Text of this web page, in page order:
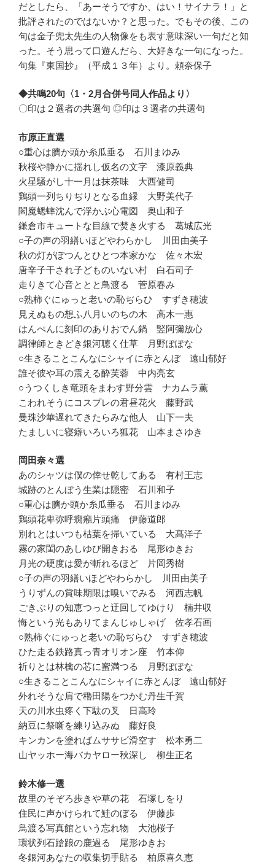
だとしたら、「あーそうですか、はい！サイナラ！」と
批評されたのではないか？と思った。でもその後、この
句は金子兜太先生の人物像をも表す意味深い一句だと知
った。そう思って口遊んだら、大好きな一句になった。
句集『東国抄』（平成１３年）より。頼奈保子
◆共鳴20句〈1・2月合併号同人作品より〉
〇印は２選者の共選句 ◎印は３選者の共選句
市原正直選
○重心は臍か頭か糸瓜垂る 石川まゆみ
秋桜や静かに揺れし仮名の文字 漆原義典
火星騒がし十一月は抹茶味 大西健司
鶏頭一列ちりぢりとなる血縁 大野美代子
閻魔蟋蟀沈んで浮かぶ心電図 奥山和子
鎌倉市キュートな目線で焚き火する 葛城広光
○子の声の羽繕いほどやわらかし 川田由美子
秋の灯がぽつんとひとつ本家かな 佐々木宏
唐辛子干され子どものいない村 白石司子
走りきて心音ととと鳥渡る 菅原春み
○熟柿ぐにゅっと老いの恥ぢらひ すずき穂波
見えぬもの想ふ八月いのちの木 高木一惠
はんぺんに刻印のありおでん鍋 竪阿彌放心
調律師ときどき銀河聴く仕草 月野ぽぽな
○生きることこんなにシャイに赤とんぼ 遠山郁好
誰そ彼や耳の震える酔芙蓉 中内亮玄
○うつくしき竜頭をまわす野分雲 ナカムラ薫
こわれそうにコスプレの君昼花火 藤野武
曼珠沙華遅れてきたらみな他人 山下一夫
たましいに寝癖いろいろ狐花 山本まさゆき
岡田奈々選
あのシャツは僕の倖せ乾してある 有村王志
城跡のとんぼう生業は隠密 石川和子
○重心は臍か頭か糸瓜垂る 石川まゆみ
鶏頭花卑弥呼癇癪片頭痛 伊藤道郎
別れとはいつも枯葉を掃いている 大髙洋子
霧の家閨のあしゆび開きおる 尾形ゆきお
月光の硬度は愛が斬れるほど 片岡秀樹
○子の声の羽繕いほどやわらかし 川田由美子
うりずんの賞味期限は嗅いでみる 河西志帆
ごきぶりの知恵つっと迂回してゆけり 楠井収
悔という光もありてまんじゅしゃげ 佐孝石画
○熟柿ぐにゅっと老いの恥ぢらひ すずき穂波
ひた走る鉄路真っ青オリオン座 竹本仰
祈りとは林檎の芯に蜜満つる 月野ぽぽな
○生きることこんなにシャイに赤とんぼ 遠山郁好
外れそうな肩で穭田陽をつかむ丹生千賀
天の川水虫疼く下駄の叉 日高玲
納豆に祭噺を練り込みぬ 藤好良
キンカンを塗ればムササビ滑空す 松本勇二
山ヤッホー海バカヤロー秋深し 柳生正名
鈴木修一選
故里のそぞろ歩きや草の花 石塚しをり
住民に声かけられて鮭のぼる 伊藤歩
鳥渡る写真館という忘れ物 大池桜子
環状列石蹌踉の鹿過る 尾形ゆきお
冬銀河あなたの収集切手貼る 柏原喜久恵